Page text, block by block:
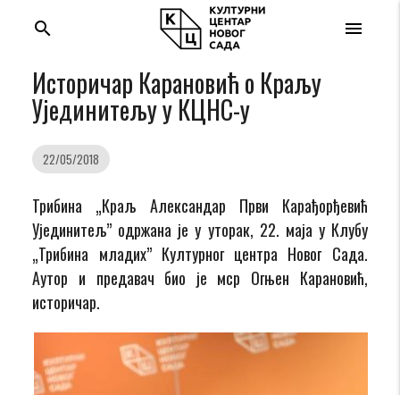
menu
search
Историчар Карановић о Краљу
Ујединитељу у КЦНС-у
22/05/2018
Трибина „Краљ Александар Први Карађорђевић
Ујединитељ” одржана је у уторак, 22. маја у Клубу
„Трибина младих” Културног центра Новог Сада.
Аутор и предавач био је мср Огњен Карановић,
историчар.